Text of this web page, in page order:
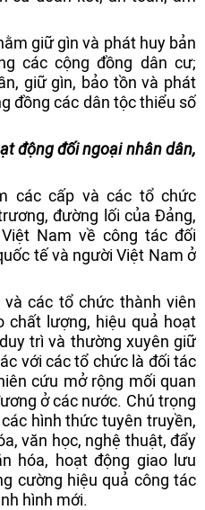
giữ gìn và phát huy bản
các cộng đồng dân cư;
giữ gìn, bảo tồn và phát
đồng các dân tộc thiểu số
động đối ngoại nhân dân,
các cấp và các tổ chức
đường lối của Đảng,
Nam về công tác đối
tế và người Việt Nam ở
các tổ chức thành viên
chất lượng, hiệu quả hoạt
trì và thường xuyên giữ
với các tổ chức là đối tác
cứu mở rộng mối quan
ở các nước. Chú trọng
hình thức tuyên truyền,
văn học, nghệ thuật, đẩy
hóa, hoạt động giao lưu
cường hiệu quả công tác
hình mới.